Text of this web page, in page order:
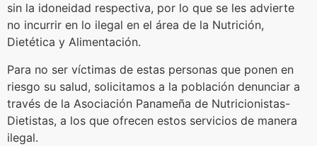
sin la idoneidad respectiva, por lo que se les advierte
no incurrir en lo ilegal en el área de la Nutrición,
Dietética y Alimentación.
Para no ser víctimas de estas personas que ponen en
riesgo su salud, solicitamos a la población denunciar a
través de la Asociación Panameña de Nutricionistas-
Dietistas, a los que ofrecen estos servicios de manera
ilegal.